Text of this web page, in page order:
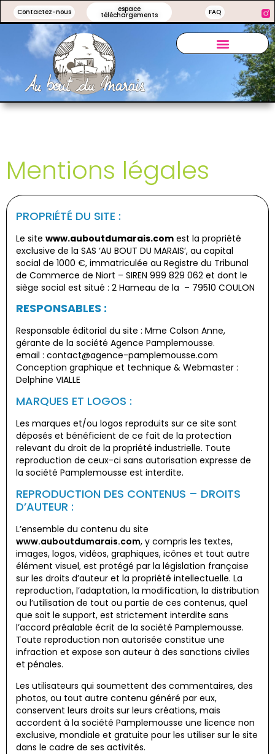
Contactez-nous espace
téléchargements FAQ
Mentions légales
PROPRIÉTÉ DU SITE :
Le site www.auboutdumarais.com est la propriété
exclusive de la SAS ‘AU BOUT DU MARAIS’, au capital
social de 1000 €, immatriculée au Registre du Tribunal
de Commerce de Niort – SIREN 999 829 062 et dont le
siège social est situé : 2 Hameau de la – 79510 COULON
RESPONSABLES :
Responsable éditorial du site : Mme Colson Anne,
gérante de la société Agence Pamplemousse.
email : contact@agence-pamplemousse.com
Conception graphique et technique & Webmaster :
Delphine VIALLE
MARQUES ET LOGOS :
Les marques et/ou logos reproduits sur ce site sont
déposés et bénéficient de ce fait de la protection
relevant du droit de la propriété industrielle. Toute
reproduction de ceux-ci sans autorisation expresse de
la société Pamplemousse est interdite.
REPRODUCTION DES CONTENUS – DROITS
D’AUTEUR :
L’ensemble du contenu du site
www.auboutdumarais.com, y compris les textes,
images, logos, vidéos, graphiques, icônes et tout autre
élément visuel, est protégé par la législation française
sur les droits d’auteur et la propriété intellectuelle. La
reproduction, l’adaptation, la modification, la distribution
ou l’utilisation de tout ou partie de ces contenus, quel
que soit le support, est strictement interdite sans
l’accord préalable écrit de la société Pamplemousse.
Toute reproduction non autorisée constitue une
infraction et expose son auteur à des sanctions civiles
et pénales.
Les utilisateurs qui soumettent des commentaires, des
photos, ou tout autre contenu généré par eux,
conservent leurs droits sur leurs créations, mais
accordent à la société Pamplemousse une licence non
exclusive, mondiale et gratuite pour les utiliser sur le site
dans le cadre de ses activités.